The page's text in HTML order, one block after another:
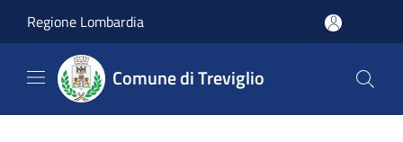
Regione Lombardia
Comune di Treviglio